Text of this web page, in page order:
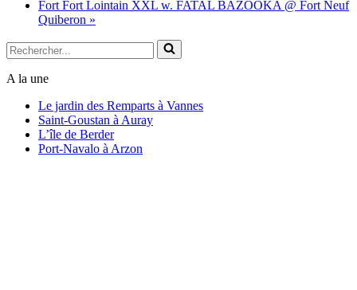
Fort Fort Lointain XXL w. FATAL BAZOOKA @ Fort Neuf
Quiberon »
Rechercher...
A la une
Le jardin des Remparts à Vannes
Saint-Goustan à Auray
L’île de Berder
Port-Navalo à Arzon